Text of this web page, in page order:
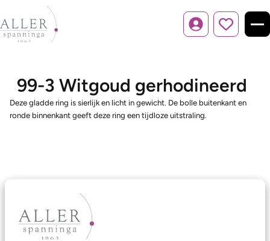
Inloggen
99-3 Witgoud gerhodineerd
Deze gladde ring is sierlijk en licht in gewicht. De bolle buitenkant en
ronde binnenkant geeft deze ring een tijdloze uitstraling.
Ons aanbod
Trouwringen